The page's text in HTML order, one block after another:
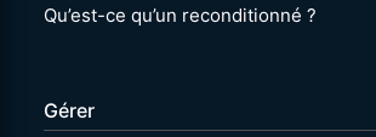
Qu’est-ce qu’un reconditionné ?
Gérer